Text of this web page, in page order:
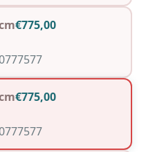
€775,00
€775,00